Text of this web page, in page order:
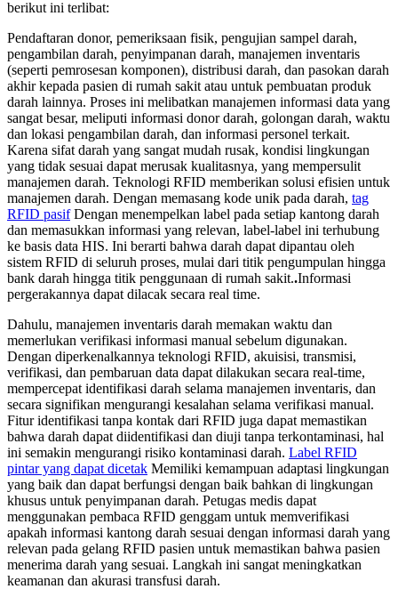
berikut ini terlibat:
Pendaftaran donor, pemeriksaan fisik, pengujian sampel darah,
pengambilan darah, penyimpanan darah, manajemen inventaris
(seperti pemrosesan komponen), distribusi darah, dan pasokan darah
akhir kepada pasien di rumah sakit atau untuk pembuatan produk
darah lainnya. Proses ini melibatkan manajemen informasi data yang
sangat besar, meliputi informasi donor darah, golongan darah, waktu
dan lokasi pengambilan darah, dan informasi personel terkait.
Karena sifat darah yang sangat mudah rusak, kondisi lingkungan
yang tidak sesuai dapat merusak kualitasnya, yang mempersulit
manajemen darah. Teknologi RFID memberikan solusi efisien untuk
manajemen darah. Dengan memasang kode unik pada darah, tag
RFID pasifDengan menempelkan label pada setiap kantong darah
dan memasukkan informasi yang relevan, label-label ini terhubung
ke basis data HIS. Ini berarti bahwa darah dapat dipantau oleh
sistem RFID di seluruh proses, mulai dari titik pengumpulan hingga
bank darah hingga titik penggunaan di rumah sakit..Informasi
pergerakannya dapat dilacak secara real time.
Dahulu, manajemen inventaris darah memakan waktu dan
memerlukan verifikasi informasi manual sebelum digunakan.
Dengan diperkenalkannya teknologi RFID, akuisisi, transmisi,
verifikasi, dan pembaruan data dapat dilakukan secara real-time,
mempercepat identifikasi darah selama manajemen inventaris, dan
secara signifikan mengurangi kesalahan selama verifikasi manual.
Fitur identifikasi tanpa kontak dari RFID juga dapat memastikan
bahwa darah dapat diidentifikasi dan diuji tanpa terkontaminasi, hal
ini semakin mengurangi risiko kontaminasi darah. Label RFID
pintar yang dapat dicetak Memiliki kemampuan adaptasi lingkungan
yang baik dan dapat berfungsi dengan baik bahkan di lingkungan
khusus untuk penyimpanan darah. Petugas medis dapat
menggunakan pembaca RFID genggam untuk memverifikasi
apakah informasi kantong darah sesuai dengan informasi darah yang
relevan pada gelang RFID pasien untuk memastikan bahwa pasien
menerima darah yang sesuai. Langkah ini sangat meningkatkan
keamanan dan akurasi transfusi darah.